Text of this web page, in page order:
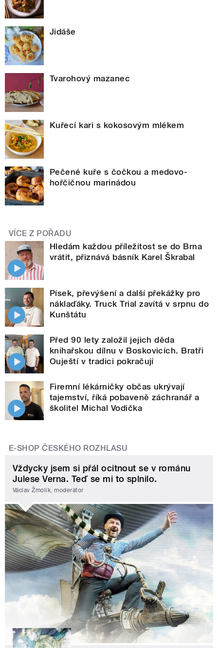
Jidáše
Tvarohový mazanec
Kuřecí kari s kokosovým mlékem
Pečené kuře s čočkou a medovo-
hořčičnou marinádou
VÍCE Z POŘADU
Hledám každou příležitost se do Brna
vrátit, přiznává básník Karel Škrabal
Písek, převýšení a další překážky pro
náklaďáky. Truck Trial zavítá v srpnu do
Kunštátu
Před 90 lety založil jejich děda
knihařskou dílnu v Boskovicích. Bratři
Ouještí v tradici pokračují
Firemní lékárničky občas ukrývají
tajemství, říká pobaveně záchranář a
školitel Michal Vodička
E-SHOP ČESKÉHO ROZHLASU
Vždycky jsem si přál ocitnout se v románu
Julese Verna. Teď se mi to splnilo.
Václav Žmolík, moderátor